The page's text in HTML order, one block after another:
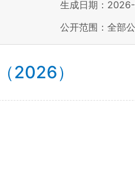
生成日期：
公开范围：全部
2026）